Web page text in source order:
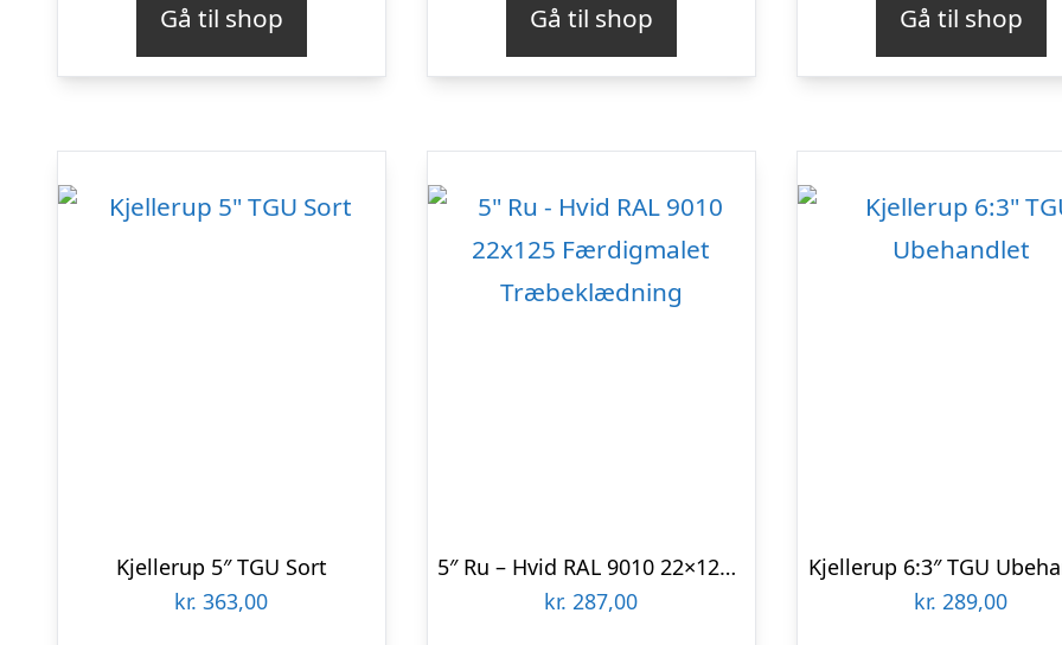
Gå til shop Gå til shop Gå til shop
Kjellerup 5″ TGU Sort
kr. 363,00
5″ Ru – Hvid RAL 9010 22×125 Færdigmalet Træbeklædning
kr. 287,00
Kjellerup 6:3″ TGU
kr. 289,00